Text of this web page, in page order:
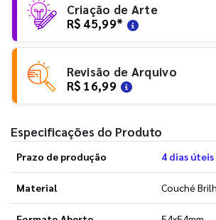
Criação de Arte
R$ 45,99*
Revisão de Arquivo
R$ 16,99
Especificações do Produto
Prazo de produção 4 dias
Material Couché